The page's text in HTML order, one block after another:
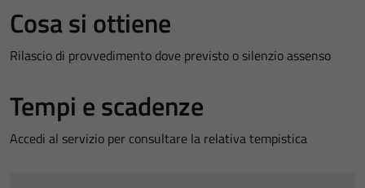
Cosa si ottiene
Rilascio di provvedimento dove previsto o silenzio assenso
Tempi e scadenze
Accedi al servizio per consultare la relativa tempistica